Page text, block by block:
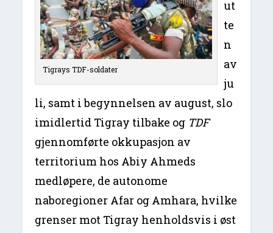
Tigrays TDF-soldater
ut
te
n
av
ju
li, samt i begynnelsen av august, slo
imidlertid Tigray tilbake og TDF
gjennomførte okkupasjon av
territorium hos Abiy Ahmeds
medløpere, de autonome
naboregioner Afar og Amhara, hvilke
grenser mot Tigray henholdsvis i øst